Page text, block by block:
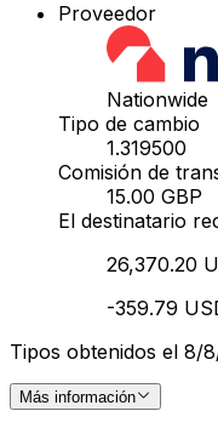
Proveedor
Nationwide
Tipo de cambio
1.319500
Comisión de
15.00 GBP
El destinatario
26,370.20
-359.79
Tipos obtenidos el 8/
Más información